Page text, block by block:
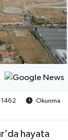
1462
Okunma
hayata